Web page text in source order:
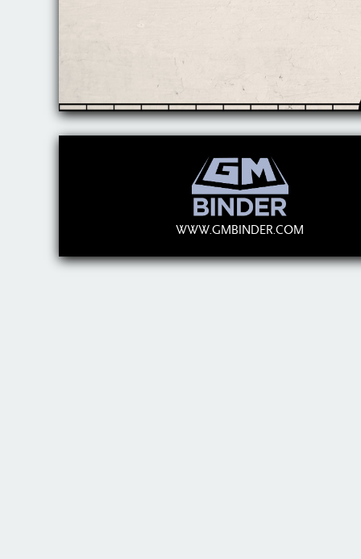
WWW.GMBINDER.COM